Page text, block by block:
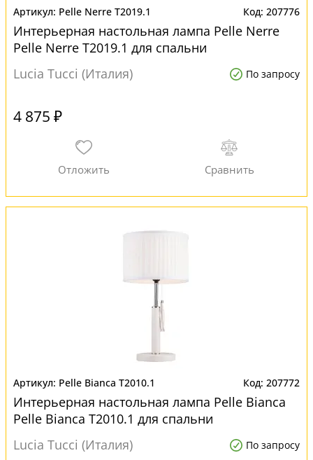
Pelle Nerre T2019.1 207776
Интерьерная настольная лампа Pelle Nerre
Pelle Nerre T2019.1 для спальни
Lucia Tucci (Италия)
По запросу
4 875 ₽
Pelle Bianca T2010.1 207772
Интерьерная настольная лампа Pelle Bianca
Pelle Bianca T2010.1 для спальни
Lucia Tucci (Италия)
По запросу